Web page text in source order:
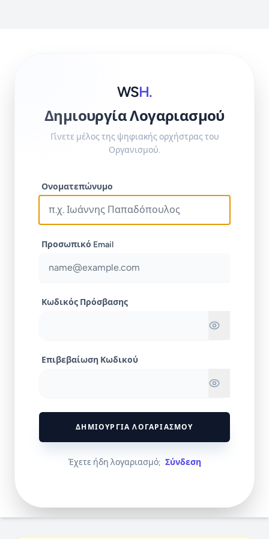
WSH.
Δημιουργία Λογαριασμού
Γίνετε μέλος της ψηφιακής ορχήστρας του
Οργανισμού.
Ονοματεπώνυμο
Προσωπικό Email
Κωδικός Πρόσβασης
Επιβεβαίωση Κωδικού
ΔΗΜΙΟΥΡΓΊΑ ΛΟΓΑΡΙΑΣΜΟΎ
Έχετε ήδη λογαριασμό; Σύνδεση